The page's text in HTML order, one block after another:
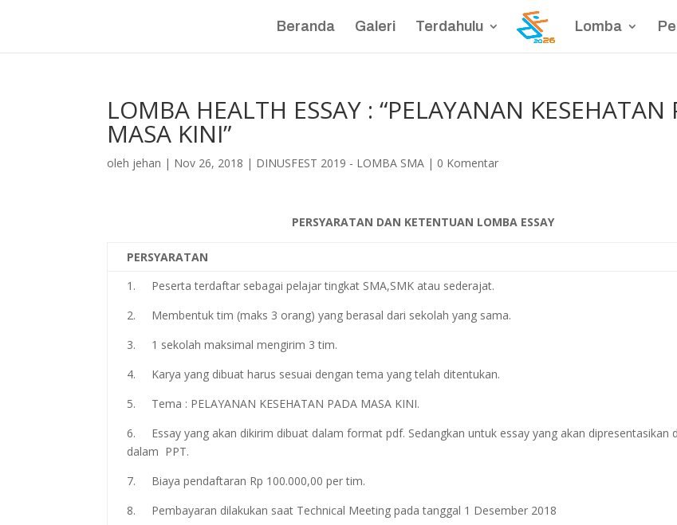
Beranda Galeri Terdahulu Lomba
LOMBA HEALTH ESSAY : “PELAYANAN KESEHATAN
MASA KINI”
oleh jehan | Nov 26, 2018 | DINUSFEST 2019 - LOMBA SMA | 0 Komentar
PERSYARATAN DAN KETENTUAN LOMBA ESSAY
PERSYARATAN
1. Peserta terdaftar sebagai pelajar tingkat SMA,SMK atau sederajat.
2. Membentuk tim (maks 3 orang) yang berasal dari sekolah yang sama.
3. 1 sekolah maksimal mengirim 3 tim.
4. Karya yang dibuat harus sesuai dengan tema yang telah ditentukan.
5. Tema : PELAYANAN KESEHATAN PADA MASA KINI.
6. Essay yang akan dikirim dibuat dalam format pdf. Sedangkan untuk essay yang akan dipresentasikan
dalam PPT.
7. Biaya pendaftaran Rp 100.000,00 per tim.
8. Pembayaran dilakukan saat Technical Meeting pada tanggal 1 Desember 2018